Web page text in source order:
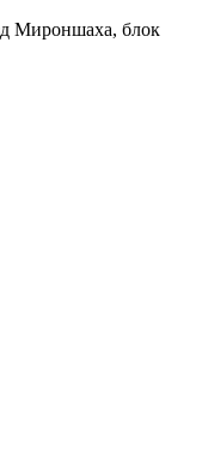
Мироншаха, блок